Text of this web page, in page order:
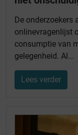
De onderzoekers
onlinevragenlijst
consumptie van
gelegenheid. Al...
Lees verder